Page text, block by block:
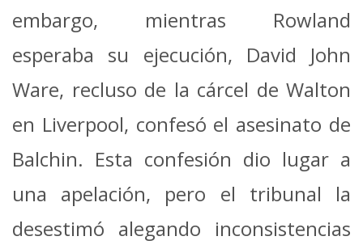
embargo, mientras Rowland
esperaba su ejecución, David John
Ware, recluso de la cárcel de Walton
en Liverpool, confesó el asesinato de
Balchin. Esta confesión dio lugar a
una apelación, pero el tribunal la
desestimó alegando inconsistencias